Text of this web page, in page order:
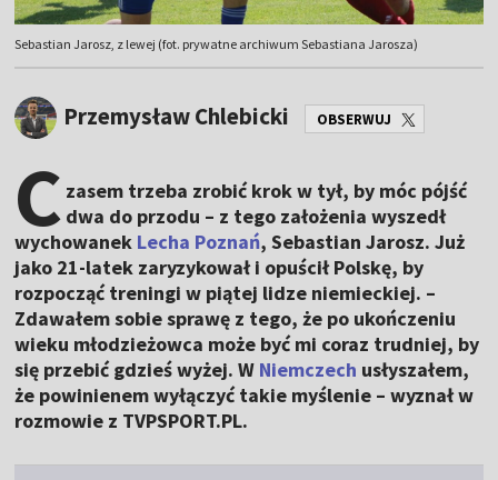
Sebastian Jarosz, z lewej (fot. prywatne archiwum Sebastiana Jarosza)
Przemysław Chlebicki OBSERWUJ
C zasem trzeba zrobić krok w tył, by móc pójść
dwa do przodu – z tego założenia wyszedł
wychowanek Lecha Poznań, Sebastian Jarosz. Już
jako 21-latek zaryzykował i opuścił Polskę, by
rozpocząć treningi w piątej lidze niemieckiej. –
Zdawałem sobie sprawę z tego, że po ukończeniu
wieku młodzieżowca może być mi coraz trudniej, by
się przebić gdzieś wyżej. W Niemczech usłyszałem,
że powinienem wyłączyć takie myślenie – wyznał w
rozmowie z TVPSPORT.PL.